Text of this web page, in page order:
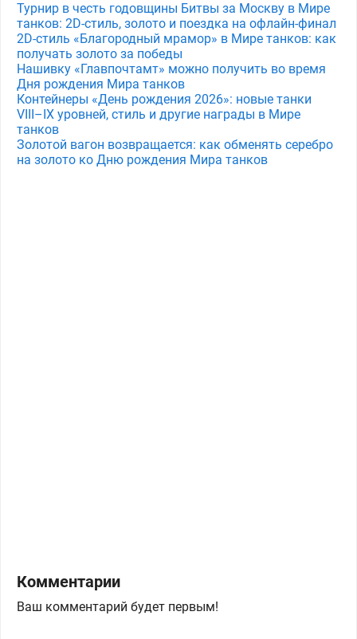
Турнир в честь годовщины Битвы за Москву в Мире
танков: 2D-стиль, золото и поездка на офлайн-финал
2D-стиль «Благородный мрамор» в Мире танков: как
получать золото за победы
Нашивку «Главпочтамт» можно получить во время
Дня рождения Мира танков
Контейнеры «День рождения 2026»: новые танки
VIII–IX уровней, стиль и другие награды в Мире
танков
Золотой вагон возвращается: как обменять серебро
на золото ко Дню рождения Мира танков
Комментарии
Ваш комментарий будет первым!